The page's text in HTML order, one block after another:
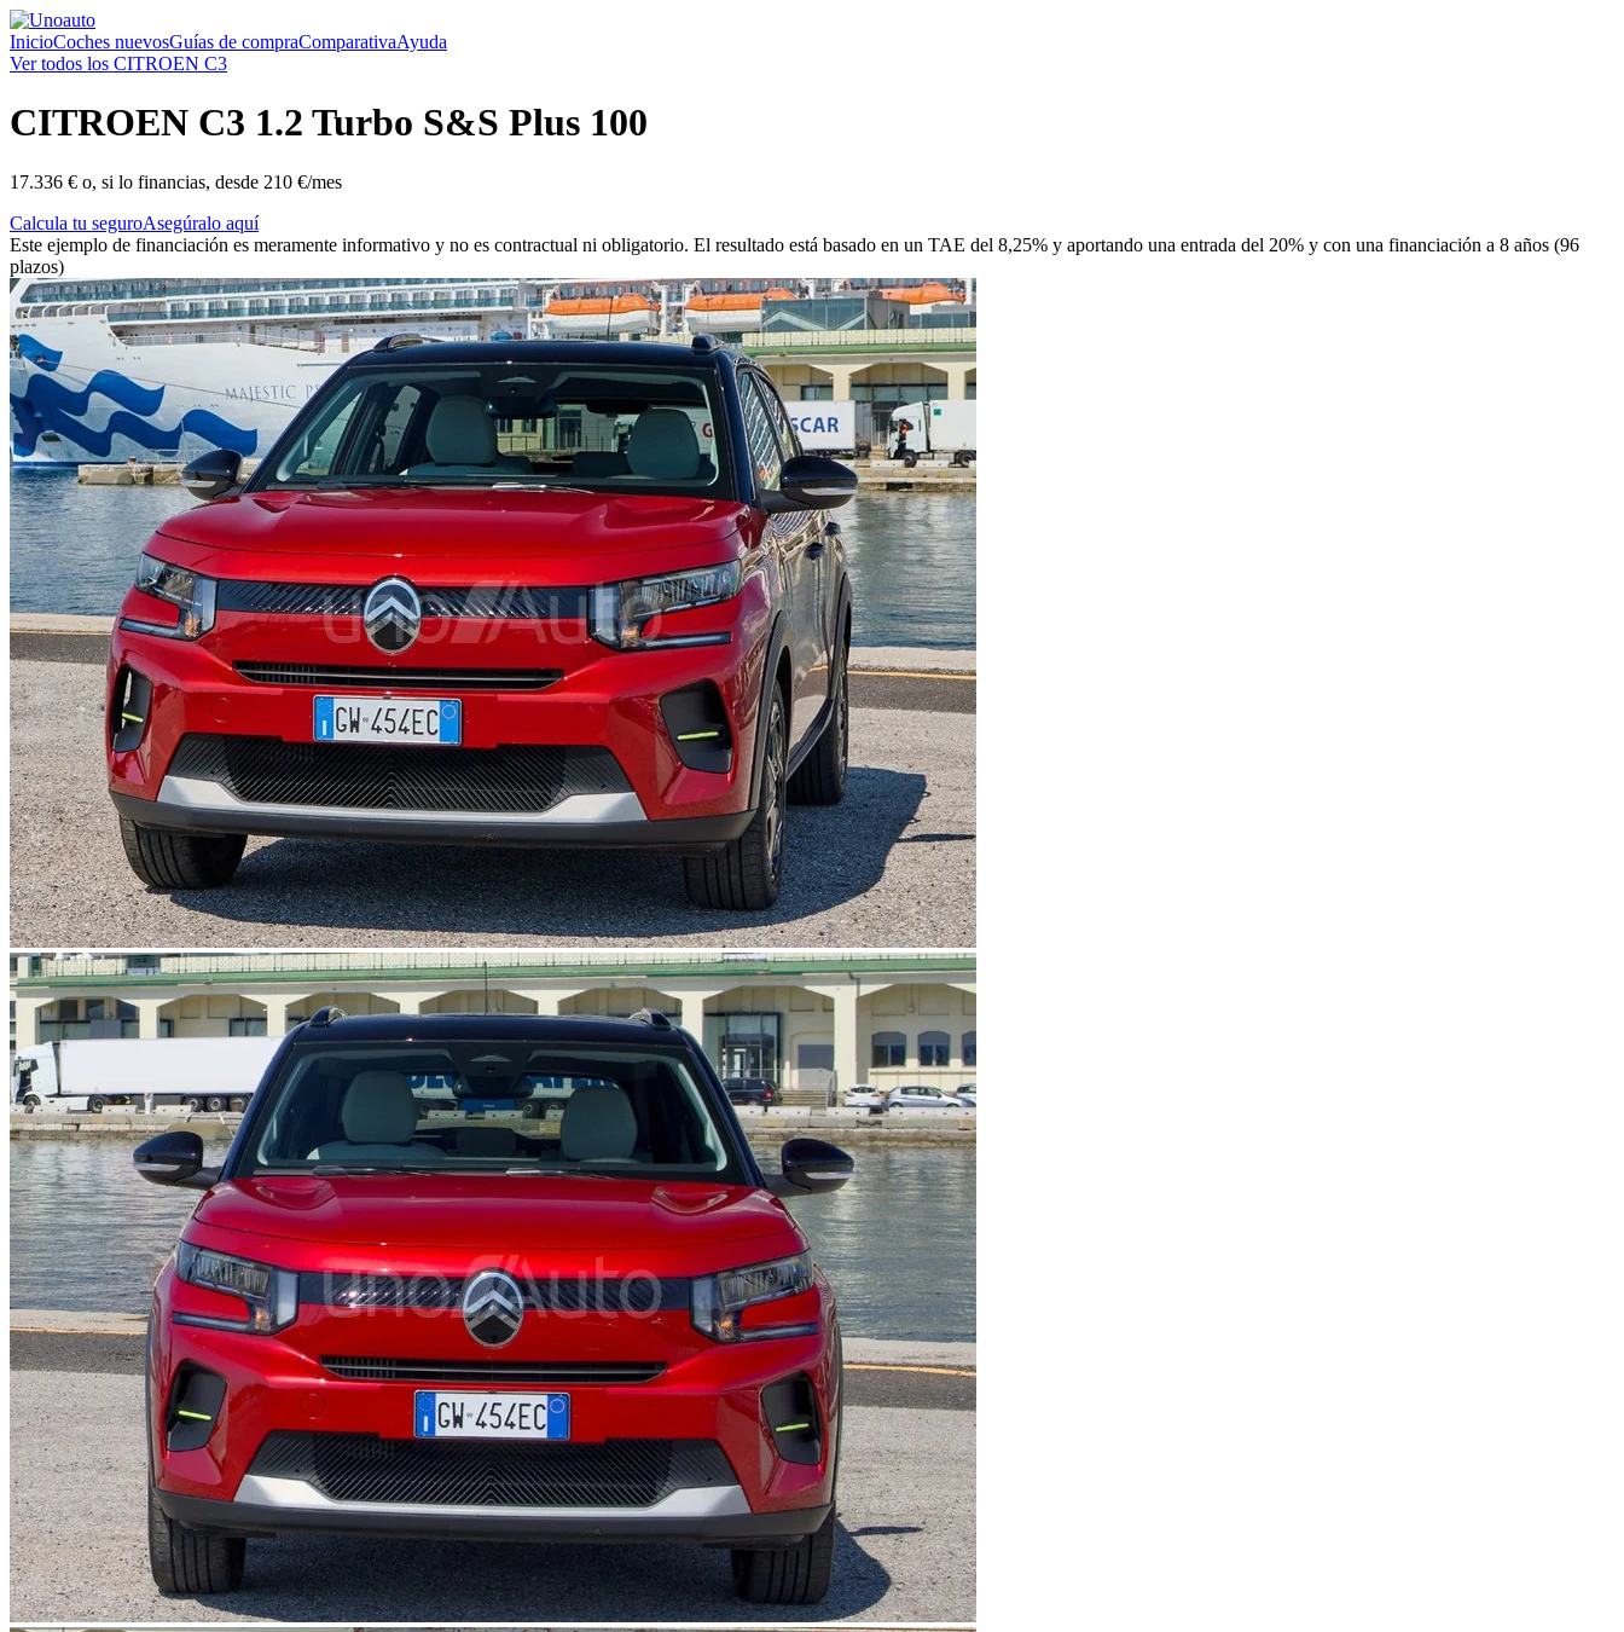
InicioCoches nuevosGuías de compraComparativaAyuda
Ver todos los CITROEN C3
CITROEN C3 1.2 Turbo S&S Plus 100
17.336 € o, si lo financias, desde 210 €/mes
Calcula tu seguroAsegúralo aquí
Este ejemplo de financiación es meramente informativo y no es contractual ni obligatorio. El resultado está basado en un TAE del 8,25% y aportando una entrada del 20% y con una financiación a 8 años (96
plazos)